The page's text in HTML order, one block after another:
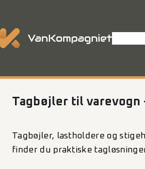
indhold
Tagbøjler til
Tagbøjler, lastholdere og
finder du praktiske